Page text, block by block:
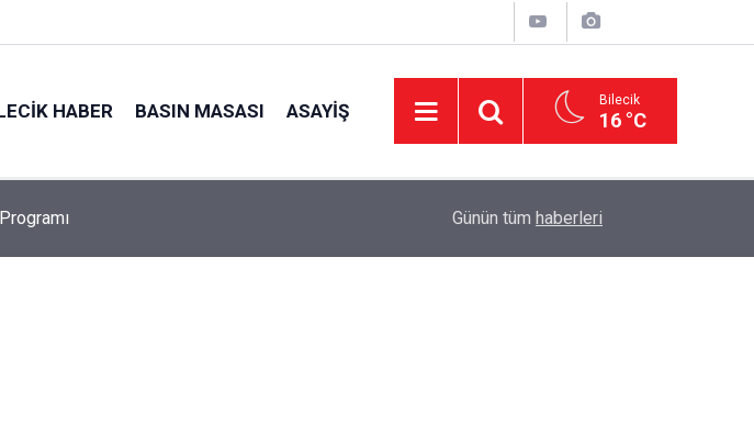
HABER BASIN MASASI ASAYIŞ Bilecik
16 °C
İl Genel Meclisi’nden okullara 1.8 milyon TL
Günün tüm haberleri